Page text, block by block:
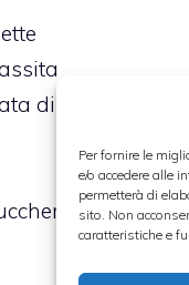
Per fornire le
e/o accedere alle
permetterà di
sito. Non
caratteristiche e
di albicocche
a velo